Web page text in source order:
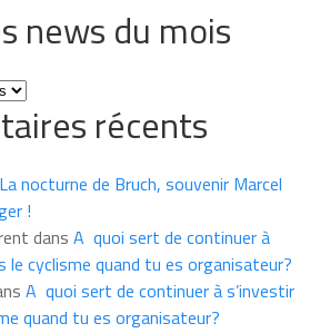
news du mois
récents
La nocturne de Bruch, souvenir Marcel
!
dans A quoi sert de continuer à
le cyclisme quand tu es organisateur?
A quoi sert de continuer à s’investir
quand tu es organisateur?